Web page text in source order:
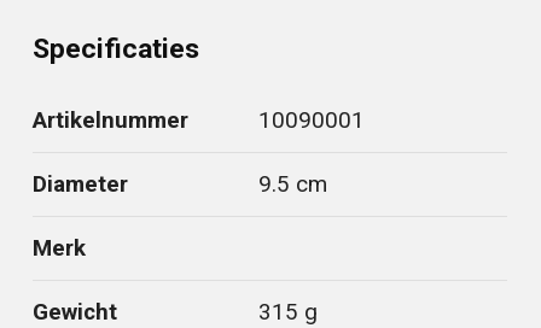
Specificaties
Artikelnummer 10090001
Diameter 9.5 cm
Merk
Gewicht 315 g